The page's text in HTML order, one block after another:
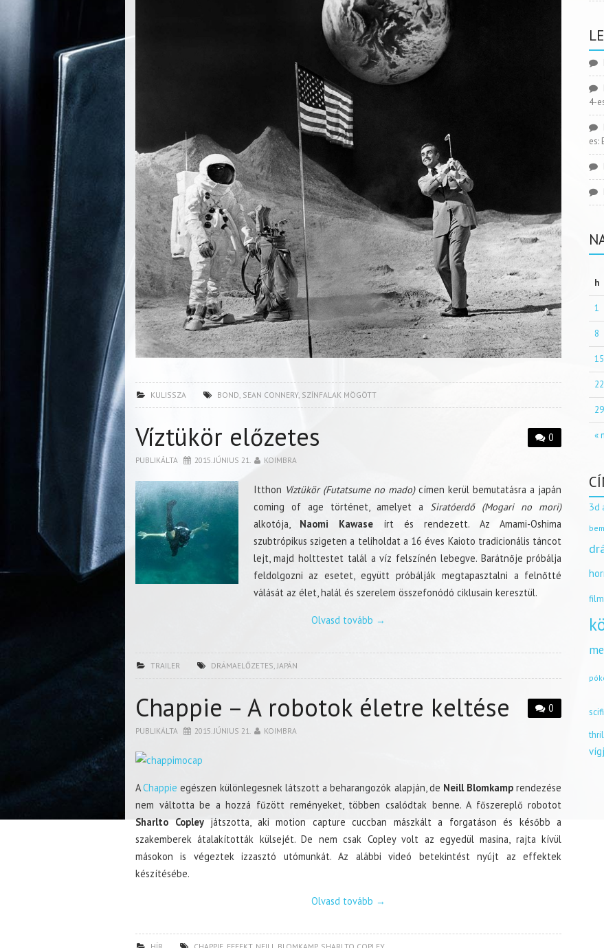
KULISSZA BOND, SEAN CONNERY, SZÍNFALAK MÖGÖTT
0
Víztükör előzetes
PUBLIKÁLTA 2015. JÚNIUS 21. KOIMBRA
Itthon Víztükör (Futatsume no mado)címen kerül bemutatásra a japán
coming of age történet, amelyet a Siratóerdő (Mogari no mori)
alkotója, Naomi Kawase írt és rendezett. Az Amami-Oshima
szubtrópikus szigeten a teliholdat a 16 éves Kaioto tradicionális táncot
lejt, majd holttestet talál a víz felszínén lebegve. Barátnője próbálja
feldolgozni az esetet, együtt próbálják megtapasztalni a felnőtté
válását az élet, halál és szerelem összefonódó ciklusain keresztül.
Olvasd tovább →
TRAILER DRÁMAELŐZETES,JAPÁN
0
Chappie – A robotok életre keltése
PUBLIKÁLTA 2015. JÚNIUS 21. KOIMBRA
AChappie egészen különlegesnek látszott a beharangozók alapján, de Neill Blomkamp rendezése
nem váltotta be a hozzá fűzött reményeket, többen csalódtak benne. A főszereplő robotot
Sharlto Copleyjátszotta, aki motion capture cuccban mászkált a forgatáson és később a
szakemberek átalakították külsejét. De nem csak Copley volt az egyedül masina, rajta kívül
másokon is végeztek izzasztó utómunkát. Az alábbi videó betekintést nyújt az effektek
készítésébe.
Olvasd tovább →
4-
es:
h
«
1
8
15
22
29
3d
film